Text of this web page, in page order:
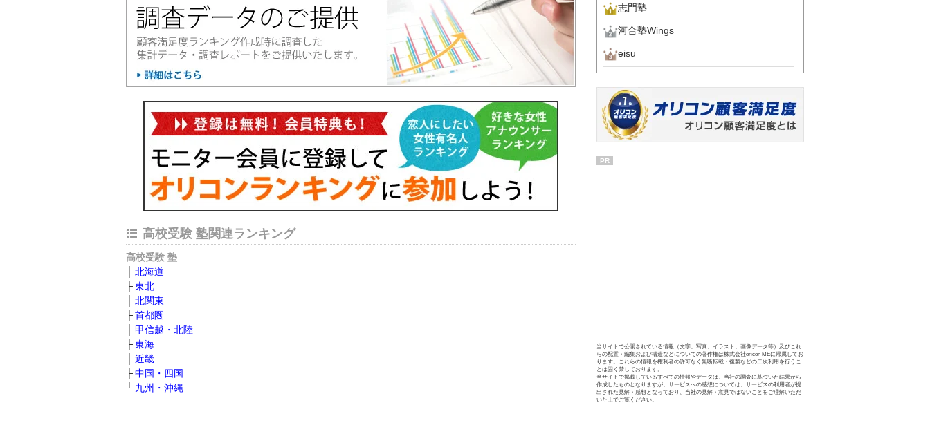
高校受験 塾関連ランキング
高校受験 塾
北海道
東北
北関東
首都圏
甲信越・北陸
東海
近畿
中国・四国
九州・沖縄
志門塾
河合塾Wings
eisu
PR
当サイトで公開されている情報（文字、写真、イラスト、画像データ等）及びこれ
らの配置・編集および構造などについての著作権は株式会社oricon MEに帰属してお
ります。これらの情報を権利者の許可なく無断転載・複製などの二次利用を行うこ
とは固く禁じております。
当サイトで掲載しているすべての情報やデータは、当社の調査に基づいた結果から
作成したものとなりますが、サービスへの感想については、サービスの利用者が提
出された見解・感想となっており、当社の見解・意見ではないことをご理解いただ
いた上でご覧ください。